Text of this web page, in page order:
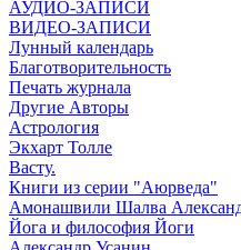
АУДИО-ЗАПИСИ
ВИДЕО-ЗАПИСИ
Лунный календарь
Благотворительность
Печать журнала
Другие Aвторы
Астрология
Экхарт Толле
Васту.
Книги из серии "Аюрведа"
Амонашвили Шалва
Йога и философия Йоги